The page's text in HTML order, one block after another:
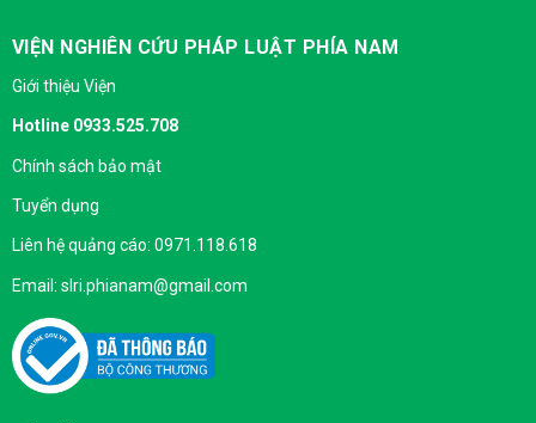
VIỆN NGHIÊN CỨU PHÁP LUẬT PHÍA NAM
Giới thiệu Viện
Hotline 0933.525.708
Chính sách bảo mật
Tuyển dụng
Liên hệ quảng cáo: 0971.118.618
Email: slri.phianam@gmail.com